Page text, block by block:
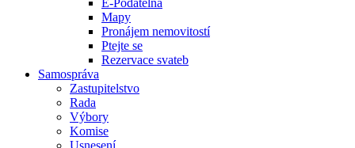
Mapy
Pronájem nemovitostí
Ptejte se
Rezervace svateb
Samospráva
Zastupitelstvo
Rada
Výbory
Komise
Usnesení